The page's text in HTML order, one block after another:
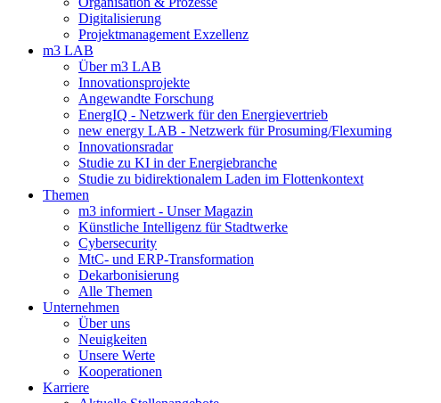
Digitalisierung
Projektmanagement Exzellenz
m3 LAB
Über m3 LAB
Innovationsprojekte
Angewandte Forschung
EnergIQ - Netzwerk für den Energievertrieb
new energy LAB - Netzwerk für Prosuming/Flexuming
Innovationsradar
Studie zu KI in der Energiebranche
Studie zu bidirektionalem Laden im Flottenkontext
Themen
m3 informiert - Unser Magazin
Künstliche Intelligenz für Stadtwerke
Cybersecurity
MtC- und ERP-Transformation
Dekarbonisierung
Alle Themen
Unternehmen
Über uns
Neuigkeiten
Unsere Werte
Kooperationen
Karriere